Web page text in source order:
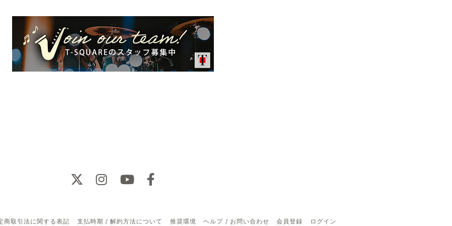
商取引法に関する表記 支払時期 / 解約方法について 推奨環境 ヘルプ / お問い合わせ 会員登録 ログイン